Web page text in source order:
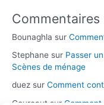
Commentaires
Bounaghla sur
Stephane sur Passer
Scènes de ménage
duez sur Comment
Coureaut sur